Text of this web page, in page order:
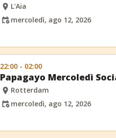
L'Aia
mercoledì, ago 12, 2026
22:00 - 02:00
Papagayo Mercoledì
Rotterdam
mercoledì, ago 12, 2026